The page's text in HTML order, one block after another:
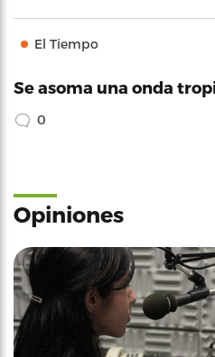
El Tiempo
Se asoma una onda
0
Opiniones